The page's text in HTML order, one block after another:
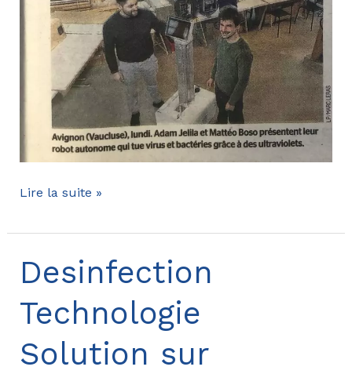
DT
dans
le
Parisien
Lire la suite »
Desinfection
Technologie
Solution sur